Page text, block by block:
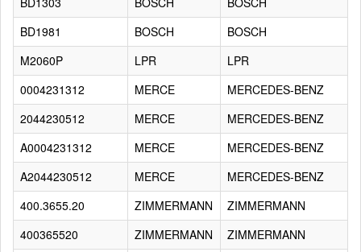
BD1981
BOSCH
BOSCH
M2060P
LPR
LPR
0004231312
MERCE
MERCEDES-BENZ
2044230512
MERCE
MERCEDES-BENZ
A0004231312
MERCE
MERCEDES-BENZ
A2044230512
MERCE
MERCEDES-BENZ
400.3655.20
ZIMMERMANN
ZIMMERMANN
400365520
ZIMMERMANN
ZIMMERMANN